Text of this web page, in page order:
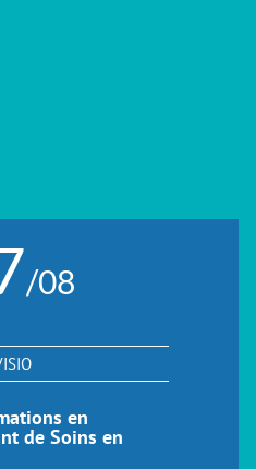
/08
en
de Soins en